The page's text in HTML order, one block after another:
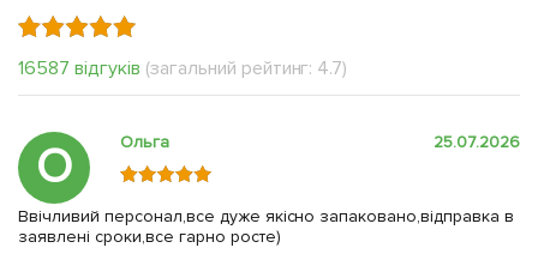
16587 відгуків (загальний рейтинг: 4.7)
О Ольга 25.07.2026
Ввічливий персонал,все дуже якісно запаковано,відправка в
заявлені сроки,все гарно росте)